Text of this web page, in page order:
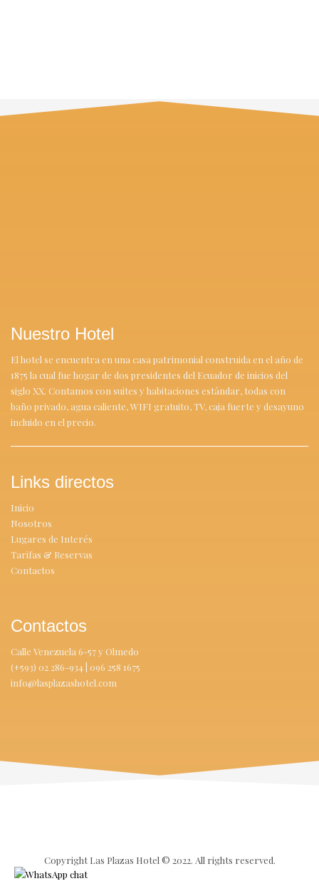
Nuestro Hotel
El hotel se encuentra en una casa patrimonial construida en el año de
1875 la cual fue hogar de dos presidentes del Ecuador de inicios del
siglo XX. Contamos con suites y habitaciones estándar, todas con
baño privado, agua caliente, WIFI gratuito, TV, caja fuerte y desayuno
incluido en el precio.
Links directos
Inicio
Nosotros
Lugares de Interés
Tarifas & Reservas
Contactos
Contactos
Calle Venezuela 6-57 y Olmedo
(+593) 02 286-934 | 096 258 1675
info@lasplazashotel.com
Copyright Las Plazas Hotel © 2022. All rights reserved.